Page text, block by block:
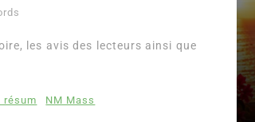
les avis des lecteurs ainsi que
résum NM Mass
Juil 2026 0